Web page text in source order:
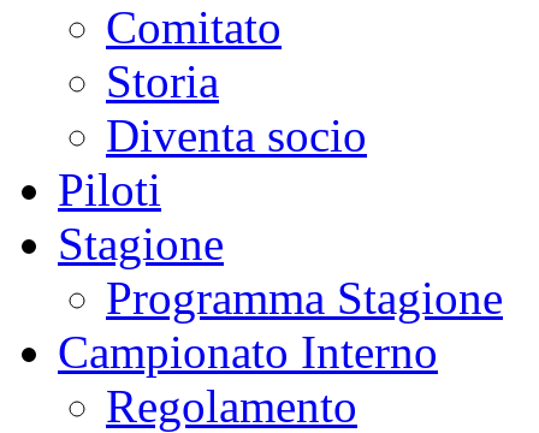
Comitato
Storia
Diventa socio
Piloti
Stagione
Programma Stagione
Campionato Interno
Regolamento